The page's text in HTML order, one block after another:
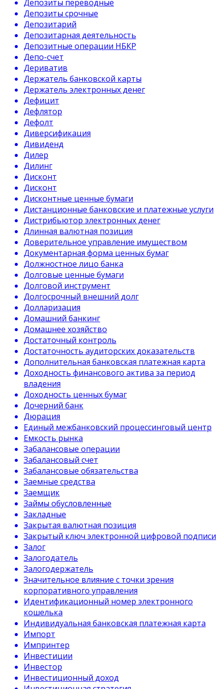
Депозиты переводные
Депозиты срочные
Депозитарий
Депозитарная деятельность
Депозитные операции НБКР
Депо-счет
Дериватив
Держатель банковской карты
Держатель электронных денег
Дефицит
Дефлятор
Дефолт
Диверсификация
Дивиденд
Дилер
Дилинг
Дисконт
Дисконт
Дисконтные ценные бумаги
Дистанционные банковские и платежные услуги
Дистрибьютор электронных денег
Длинная валютная позиция
Доверительное управление имуществом
Документарная форма ценных бумаг
Должностное лицо банка
Долговые ценные бумаги
Долговой инструмент
Долгосрочный внешний долг
Долларизация
Домашний банкинг
Домашнее хозяйство
Достаточный контроль
Достаточность аудиторских доказательств
Дополнительная банковская платежная карта
Доходность финансового актива за период
владения
Доходность ценных бумаг
Дочерний банк
Дюрация
Единый межбанковский процессинговый центр
Емкость рынка
Забалансовые операции
Забалансовый счет
Забалансовые обязательства
Заемные средства
Заемщик
Займы обусловленные
Закладные
Закрытая валютная позиция
Закрытый ключ электронной цифровой подписи
Залог
Залогодатель
Залогодержатель
Значительное влияние с точки зрения
корпоративного управления
Идентификационный номер электронного
кошелька
Индивидуальная банковская платежная карта
Импорт
Импринтер
Инвестиции
Инвестор
Инвестиционный доход